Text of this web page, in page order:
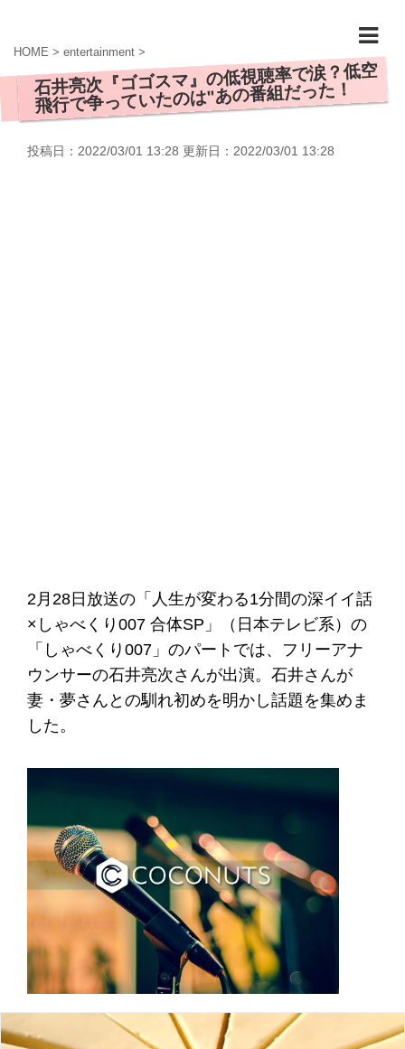
HOME > entertainment >
石井亮次『ゴゴスマ』の低視聴率で涙？低空
飛行で争っていたのは"あの番組だった！
投稿日：2022/03/01 13:28 更新日： 2022/03/01 13:28
2月28日放送の「人生が変わる1分間の深イイ話
×しゃべくり007 合体SP」（日本テレビ系）の
「しゃべくり007」のパートでは、フリーアナ
ウンサーの石井亮次さんが出演。石井さんが
妻・夢さんとの馴れ初めを明かし話題を集めま
した。